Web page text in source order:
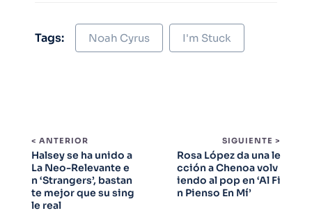
Tags: Noah Cyrus I'm Stuck
< ANTERIOR
Halsey se ha unido a
La Neo-Relevante e
n ‘Strangers’, bastan
te mejor que su sing
le real
SIGUIENTE >
Rosa López da una le
cción a Chenoa volv
iendo al pop en ‘Al Fi
n Pienso En Mí’